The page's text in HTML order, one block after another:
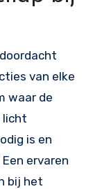
van elke
waar de
licht
is en
ervaren
bij het